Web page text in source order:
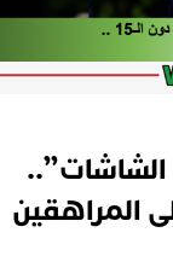
المراهقين